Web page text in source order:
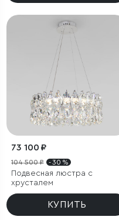
73 100 ₽
104 500 ₽ - 30 %
Подвесная люстра с
хрусталем
КУПИТЬ